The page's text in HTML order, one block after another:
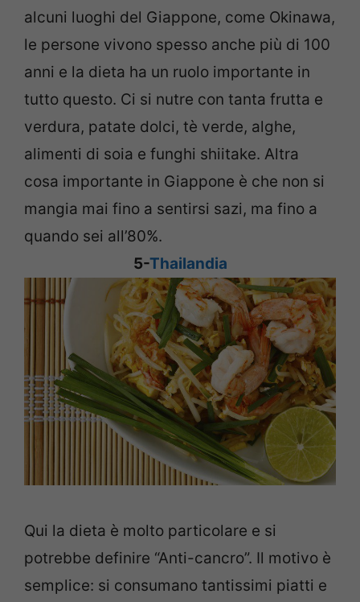
alcuni luoghi del Giappone, come Okinawa,
le persone vivono spesso anche più di 100
anni e la dieta ha un ruolo importante in
tutto questo. Ci si nutre con tanta frutta e
verdura, patate dolci, tè verde, alghe,
alimenti di soia e funghi shiitake. Altra
cosa importante in Giappone è che non si
mangia mai fino a sentirsi sazi, ma fino a
quando sei all’80%.
5-Thailandia
Qui la dieta è molto particolare e si
potrebbe definire “Anti-cancro”. Il motivo è
semplice: si consumano tantissimi piatti e